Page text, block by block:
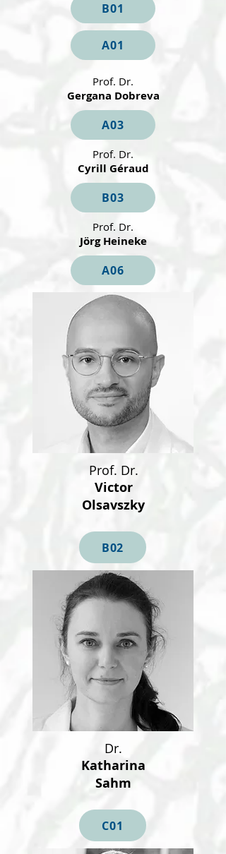
B01
A01
Prof. Dr.
Gergana Dobreva
A03
Prof. Dr.
Cyrill Géraud
B03
Prof. Dr.
Jörg Heineke
A06
Prof. Dr.
Victor
Olsavszky
B02
Dr.
Katharina
Sahm
C01